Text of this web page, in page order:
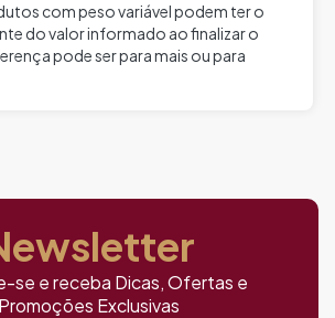
com peso variável podem ter o
do valor informado ao finalizar o
pode ser para mais ou para
se e receba Dicas, Ofertas e
Promoções Exclusivas